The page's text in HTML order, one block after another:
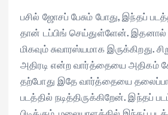
பசில் ஜோசப் பேசும் போது, இந்தப்
தான் டப்பிங் செய்துள்ளேன். இதனால்
மிகவும் சுவாரஸ்யமாக இருக்கிறது.
அதிரடி என்ற வார்த்தையை அதிகம்
தற்போது இதே வார்த்தையை
படத்தில் நடித்திருக்கிறேன். இந்தப்